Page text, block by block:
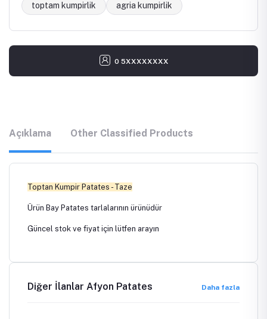
toptam kumpirlik
agria kumpirlik
0 5XXXXXXXX
Açıklama Other Classified Products
Toptan Kumpir Patates - Taze
Ürün Bay Patates tarlalarının ürünüdür
Güncel stok ve fiyat için lütfen arayın
Diğer İlanlar Afyon Patates Daha fazla